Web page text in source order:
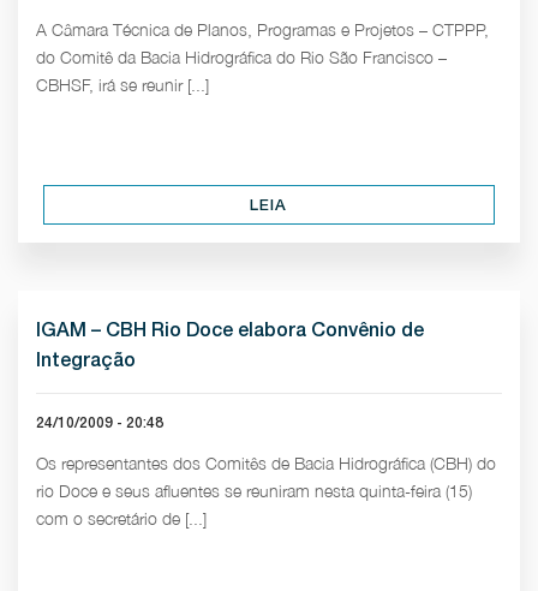
A Câmara Técnica de Planos, Programas e Projetos – CTPPP,
do Comitê da Bacia Hidrográfica do Rio São Francisco –
CBHSF, irá se reunir [...]
LEIA
IGAM – CBH Rio Doce elabora Convênio de
Integração
24/10/2009 - 20:48
Os representantes dos Comitês de Bacia Hidrográfica (CBH) do
rio Doce e seus afluentes se reuniram nesta quinta-feira (15)
com o secretário de [...]